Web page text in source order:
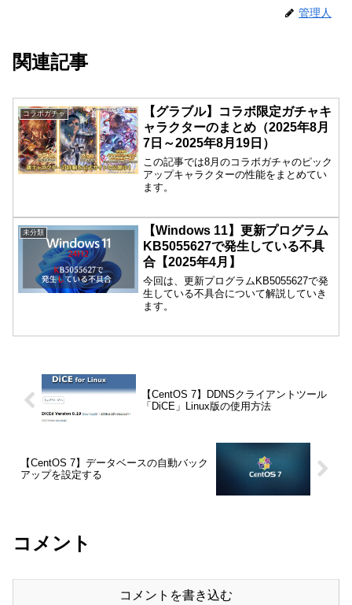
管理人
関連記事
コラボガチャ
【グラブル】コラボ限定ガチャキ
ャラクターのまとめ（2025年8月
7日～2025年8月19日）
この記事では8月のコラボガチャのピック
アップキャラクターの性能をまとめてい
ます。
未分類
【Windows 11】更新プログラム
KB5055627で発生している不具
合【2025年4月】
今回は、更新プログラムKB5055627で発
生している不具合について解説していき
ます。
【CentOS 7】DDNSクライアントツール
「DiCE」Linux版の使用方法
【CentOS 7】データベースの自動バック
アップを設定する
コメント
コメントを書き込む